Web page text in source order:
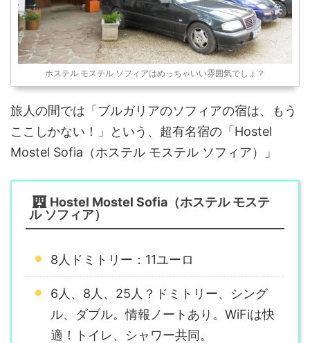
ホステル モステル ソフィアはめっちゃいい雰囲気でしょ？
旅人の間では「ブルガリアのソフィアの宿は、もう
ここしかない！」という、超有名宿の「Hostel
Mostel Sofia（ホステル モステル ソフィア）」
Hostel Mostel Sofia（ホステル モステ
ル ソフィア）
8人ドミトリー：11ユーロ
6人、8人、25人？ドミトリー、シング
ル、ダブル。情報ノートあり。WiFiは快
適！トイレ、シャワー共同。